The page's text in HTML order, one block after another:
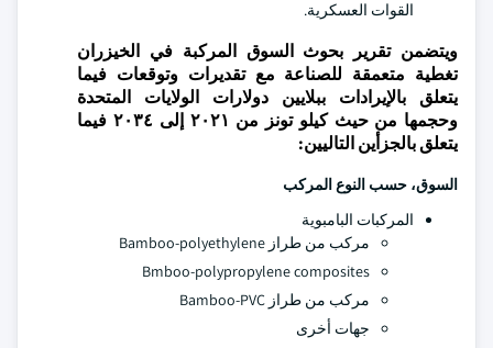
القوات العسكرية.
ويتضمن تقرير بحوث السوق المركبة في الخيزران
تغطية متعمقة للصناعة مع تقديرات وتوقعات فيما
يتعلق بالإيرادات ببلايين دولارات الولايات المتحدة
وحجمها من حيث كيلو تونز من ٢٠٢١ إلى ٢٠٣٤ فيما
يتعلق بالجزأين التاليين:
السوق، حسب النوع المركب
المركبات البامبوية
مركب من طراز Bamboo-polyethylene
Bmboo-polypropylene composites
مركب من طراز Bamboo-PVC
جهات أخرى